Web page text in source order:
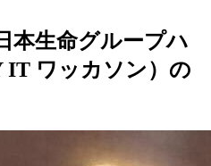
本生命グループハ
IT ワッカソン）の